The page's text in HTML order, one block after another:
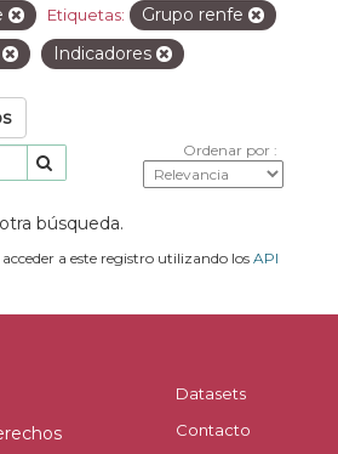
Etiquetas:
Grupo renfe
Indicadores
Ordenar por
búsqueda.
a este registro utilizando los API
Datasets
Contacto